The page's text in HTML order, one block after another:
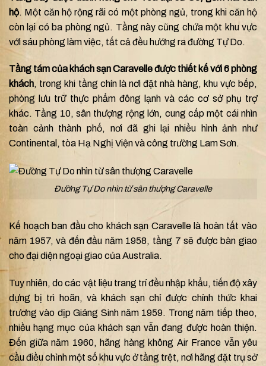
hộ. Một căn hộ rộng rãi có một phòng ngủ, trong khi căn hộ
còn lại có ba phòng ngủ. Tầng này cũng chứa một khu vực
với sáu phòng làm việc, tất cả đều hướng ra đường Tự Do.
Tầng tám của khách sạn Caravelle được thiết kế với 6 phòng
khách, trong khi tầng chín là nơi đặt nhà hàng, khu vực bếp,
phòng lưu trữ thực phẩm đông lạnh và các cơ sở phụ trợ
khác. Tầng 10, sân thượng rộng lớn, cung cấp một cái nhìn
toàn cảnh thành phố, nơi đã ghi lại nhiều hình ảnh như
Continental, tòa Hạ Nghị Viện và công trường Lam Sơn.
Đường Tự Do nhìn từ sân thượng Caravelle
Kế hoạch ban đầu cho khách sạn Caravelle là hoàn tất vào
năm 1957, và đến đầu năm 1958, tầng 7 sẽ được bàn giao
cho đại diện ngoại giao của Australia.
Tuy nhiên, do các vật liệu trang trí đều nhập khẩu, tiến độ xây
dựng bị trì hoãn, và khách sạn chỉ được chính thức khai
trương vào dịp Giáng Sinh năm 1959. Trong năm tiếp theo,
nhiều hạng mục của khách sạn vẫn đang được hoàn thiện.
Đến giữa năm 1960, hãng hàng không Air France vẫn yêu
cầu điều chỉnh một số khu vực ở tầng trệt, nơi hãng đặt trụ sở